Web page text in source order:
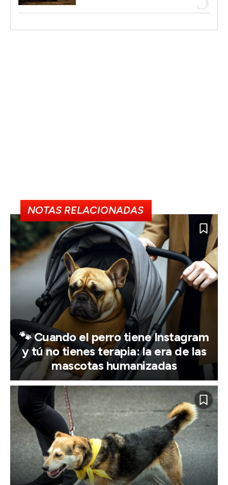
NOTAS RELACIONADAS
🐾 Cuando el perro tiene Instagram
y tú no tienes terapia: la era de las
mascotas humanizadas